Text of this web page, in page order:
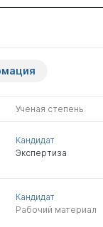
Ученая степень
Кандидат
Экспертиза
Кандидат
Рабочий материал